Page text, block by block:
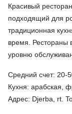
Красивый
подходящий для
традиционная
время. Рестораны
уровню
Средний счет: 20-
Кухня: арабская,
Адрес: Djerba, rt.